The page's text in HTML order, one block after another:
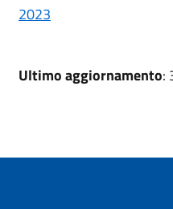
2023
Ultimo aggiornamento: